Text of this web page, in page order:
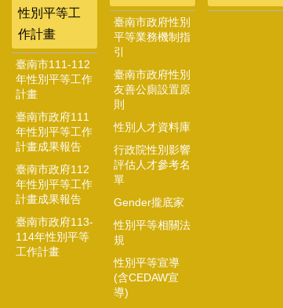
性別平等工
作計畫
臺南市111-112
年性別平等工作
計畫
臺南市政府111
年性別平等工作
計畫成果報告
臺南市政府112
年性別平等工作
計畫成果報告
臺南市政府113-
114年性別平等
工作計畫
臺南市政府性別
平等業務機制指
引
臺南市政府性別
友善公廁設置原
則
性別人才資料庫
行政院性別影響
評估人才參考名
單
Gender攏底家
性別平等相關法
規
性別平等宣導
(含CEDAW宣
導)